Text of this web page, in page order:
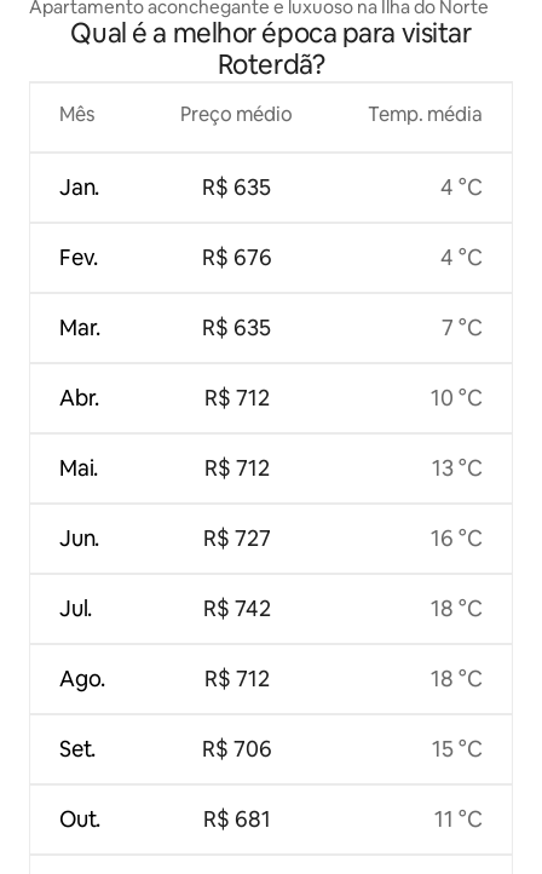
Apartamento aconchegante e luxuoso na Ilha do Norte
Qual é a melhor época para visitar
Roterdã?
Mês
Jan.
Fev.
Mar.
Abr.
Mai.
Jun.
Jul.
Ago.
Set.
Out.
Preço médio
R$ 635
R$ 676
R$ 635
R$ 712
R$ 712
R$ 727
R$ 742
R$ 712
R$ 706
R$ 681
Temp. média
4 °C
4 °C
7 °C
10 °C
13 °C
16 °C
18 °C
18 °C
15 °C
11 °C